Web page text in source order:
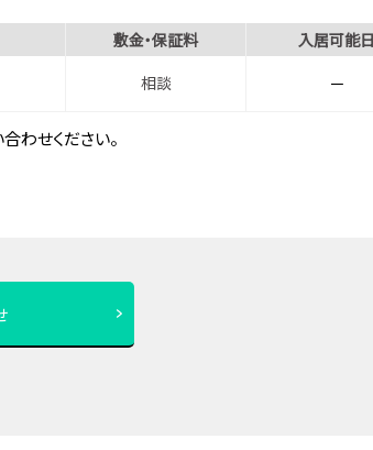
敷金・保証料
入居可能日
相談 －
わせください。